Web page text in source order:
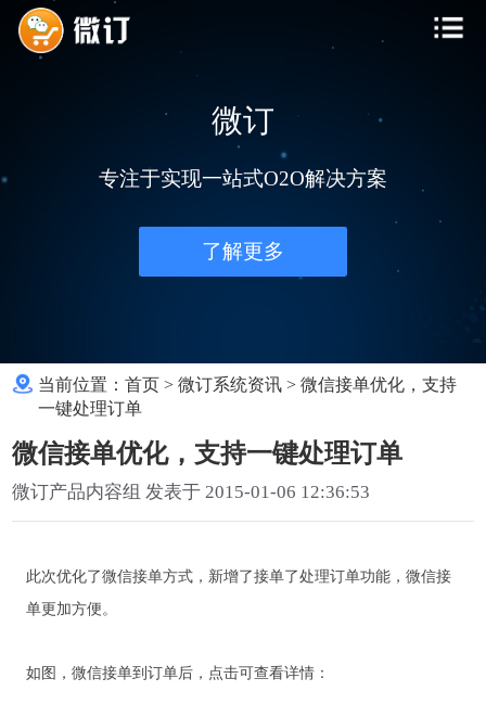
微订
专注于实现一站式O2O解决方案
了解更多
当前位置：首页 >微订系统资讯 >微信接单优化，支持
一键处理订单
微信接单优化，支持一键处理订单
微订产品内容组 发表于 2015-01-06 12:36:53
此次优化了微信接单方式，新增了接单了处理订单功能，微信接
单更加方便。
如图，微信接单到订单后，点击可查看详情：